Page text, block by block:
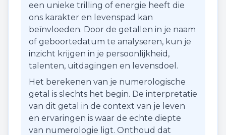
een unieke trilling of energie heeft die
ons karakter en levenspad kan
beïnvloeden. Door de getallen in je naam
of geboortedatum te analyseren, kun je
inzicht krijgen in je persoonlijkheid,
talenten, uitdagingen en levensdoel.
Het berekenen van je numerologische
getal is slechts het begin. De interpretatie
van dit getal in de context van je leven
en ervaringen is waar de echte diepte
van numerologie ligt. Onthoud dat